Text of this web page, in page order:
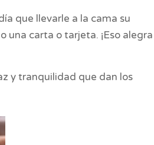
que llevarle a la cama su
una carta o tarjeta. ¡Eso alegra
y tranquilidad que dan los